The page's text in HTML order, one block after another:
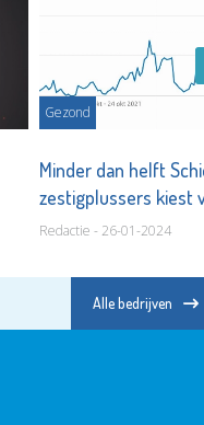
Gezond
Minder dan helft
zestigplussers kiest
Redactie - 26-01-2024
Alle bedrijven